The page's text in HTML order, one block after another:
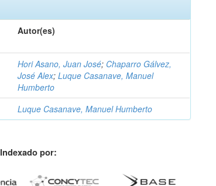
Autor(es)
Hori Asano, Juan José; Chaparro Gálvez,
José Alex;Luque Casanave, Manuel
Humberto
Luque Casanave, Manuel Humberto
Indexado por: